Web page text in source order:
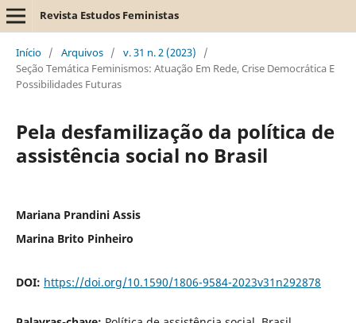
Revista Estudos Feministas
Início / Arquivos / v. 31 n. 2 (2023)
/
Seção Temática Feminismos: Atuação Em Rede, Crise Democrática E
Possibilidades Futuras
Pela desfamilização da política de
assistência social no Brasil
Mariana Prandini Assis
Marina Brito Pinheiro
DOI: https://doi.org/10.1590/1806-9584-2023v31n292878